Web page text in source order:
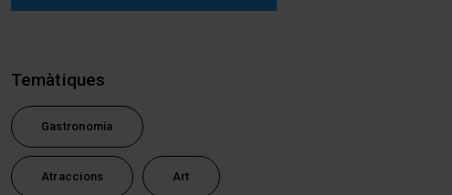
Temàtiques
Gastronomia
Atraccions Art